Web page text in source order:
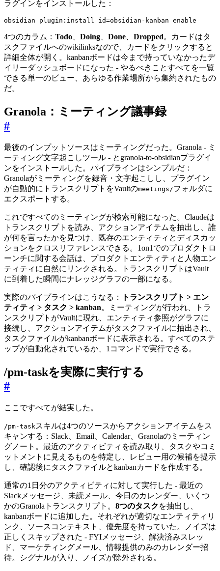
ラグインをインストールした：
obsidian plugin:install id=obsidian-kanban enable
4つのカラム： Todo Doing Done Dropped。カードはタ
スクファイルへのwikilinksなので、カードをクリックすると
詳細全体が開く。kanbanボードは今まで持っていなかったデ
イリーダッシュボードになった - やるべきことすべてを一覧
できる単一のビュー、あらゆる作業場所から集約されたもの
だ。
Granola：ミーティング議事録
#
最後のインプットソースはミーティングだった。Granola - ミ
ーティング文字起こしツール - とgranola-to-obsidianプラグイ
ンをインストールした。パイプラインはシンプルだ：
Granolaがミーティングを録音・文字起こしし、プラグイン
が自動的にトランスクリプトをVaultのmeetings/フォルダに
エクスポートする。
これですべてのミーティングが検索可能になった。Claudeは
トランスクリプトを読み、アクションアイテムを抽出し、誰
が何を言ったかを見つけ、既存のエンティティとディスカッ
ションをクロスリファレンスできる。1on1でのプロダクトロ
ーンチに関する会話は、プロダクトエンティティと人物エン
ティティに自然にリンクされる。トランスクリプトはVault
に到着した瞬間にナレッジグラフの一部になる。
実際のパイプラインはこうなる：
トランスクリプト > エン
ティティ > タスク > kanban。ミーティングが行われ、トラ
ンスクリプトがVaultに現れ、エンティティ参照がグラフに
接続し、アクションアイテムがタスクファイルに抽出され、
タスクファイルがkanbanボードに表示される。すべてのステ
ップが自動化されているか、1コマンドで実行できる。
/pm-taskを実際に実行する
#
ここですべてが結実した。
/pm-task スキルは4つのソースからアクションアイテムをス
キャンする：Slack、Email、Calendar、Granolaのミーティン
グノート。最近のアクティビティを読み取り、タスクやコミ
ットメントに見えるものを特定し、レビュー用の候補を提示
し、確認後にタスクファイルとkanbanカードを作成する。
通常の1日分のアクティビティに対して実行した - 最近の
Slackメッセージ、未読メール、今日のカレンダー、いくつ
かのGranolaトランスクリプト。 8つのタスク を抽出し、
kanbanボードに追加した。それぞれが適切なエンティティリ
ンク、ソースコンテキスト、優先度を持っていた。ノイズは
正しくスキップされた - FYIメッセージ、解決済みスレッ
ド、マーケティングメール、情報提供のみのカレンダー招
待。シグナルが入り、ノイズが除外される。